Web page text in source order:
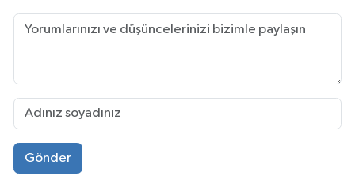
Gönder